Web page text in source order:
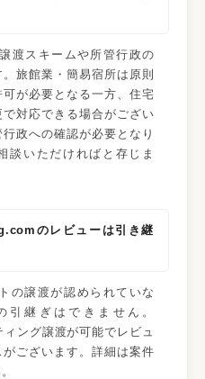
渡スキームや所管行政の
旅館業・簡易宿所は原則
が必要となる一方、住宅
対応できる場合がござい
政への確認が必要となり
談いただければと存じま
のレビューは引き継
の譲渡が認められていな
引継ぎはできません。
ング譲渡が可能でレビュ
ございます。詳細は案件